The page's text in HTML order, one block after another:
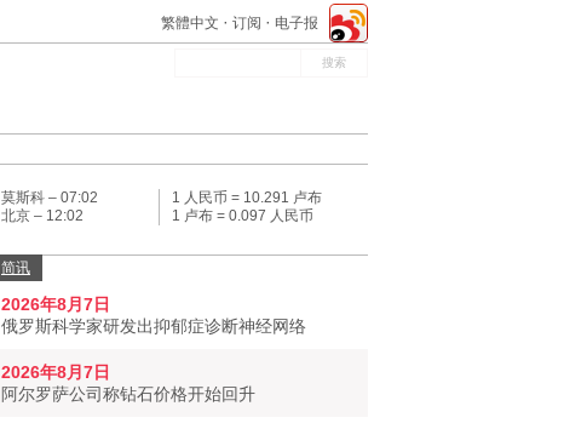
繁體中文 订阅 电子报
莫斯科 – 07:02
北京 – 12:02
1 人民币 = 10.291 卢布
1 卢布 = 0.097 人民币
简讯
2026年8月7日
俄罗斯科学家研发出抑郁症诊断神经网络
2026年8月7日
阿尔罗萨公司称钻石价格开始回升